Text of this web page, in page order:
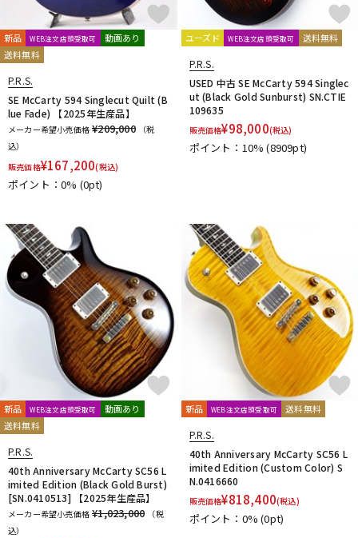
新品 WEB注文店頭受取可
動画あり
送料無料
P.R.S.
SE McCarty 594 Singlecut Quilt (B
lue Fade) 【2025年生産品】
メーカー希望小売価格 ¥209,000
（税
込）
販売価格¥167,200(税込)
ポイント：0% (0pt)
ユーズド WEB注文店頭受取可 送料無料
P.R.S.
USED 中古 SE McCarty 594 Singlec
ut (Black Gold Sunburst) SN.CTIE
109635
販売価格¥98,000(税込)
ポイント：10%(8909pt)
新品 WEB注文店頭受取可
動画あり
送料無料
P.R.S.
40th Anniversary McCarty SC56 L
imited Edition (Black Gold Burst)
[SN.0410513] 【2025年生産品】
メーカー希望小売価格 ¥1,023,000
（税
込）
新品 WEB注文店頭受取可 送料無料
P.R.S.
40th Anniversary McCarty SC56 L
imited Edition (Custom Color) S
N.0416660
販売価格¥818,400(税込)
ポイント：0%(0pt)